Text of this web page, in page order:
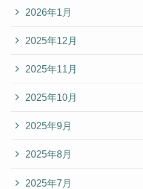
2026年1月
2025年12月
2025年11月
2025年10月
2025年9月
2025年8月
2025年7月